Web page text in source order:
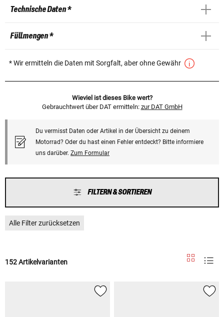
Technische Daten *
Füllmengen *
* Wir ermitteln die Daten mit Sorgfalt, aber ohne Gewähr
Wieviel ist dieses Bike wert?
Gebrauchtwert über DAT ermitteln: zur DAT GmbH
Du vermisst Daten oder Artikel in der Übersicht zu deinem
Motorrad? Oder du hast einen Fehler entdeckt? Bitte informiere
uns darüber. Zum Formular
FILTERN & SORTIEREN
Alle Filter zurücksetzen
152 Artikelvarianten